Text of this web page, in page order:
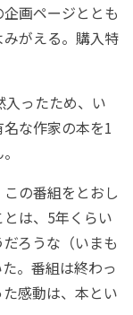
画ページととも
がえる。購入特
ったため、い
な作家の本を1
の番組をとおし
は、5年くらい
ろうな（いまも
。番組は終わっ
感動は、本とい